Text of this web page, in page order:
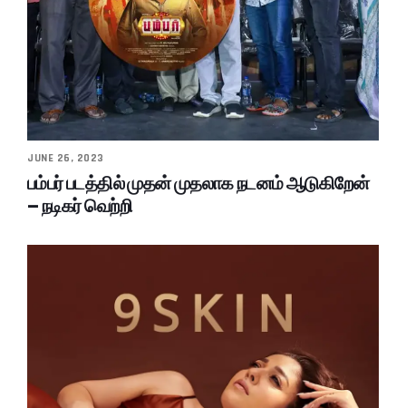
JUNE 26, 2023
பம்பர் படத்தில் முதன் முதலாக நடனம் ஆடுகிறேன்
– நடிகர் வெற்றி